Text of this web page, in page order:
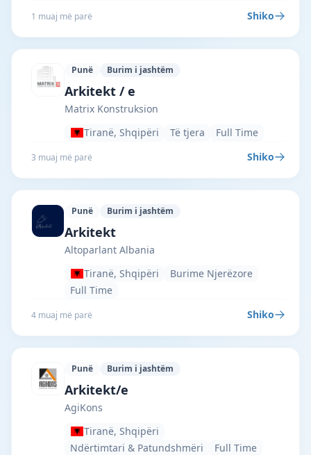
1 muaj më parë Shiko
Punë Burim i jashtëm
Matrix Konstruksion · Tiranë · #5739 —
Arkitekt / e
Matrix Konstruksion
Tiranë, Shqipëri
Të tjera Full Time
3 muaj më parë Shiko
Punë Burim i jashtëm
Altoparlant Albania · Tiranë · #5107 —
Arkitekt
Altoparlant Albania
Tiranë, Shqipëri
Burime Njerëzore
Full Time
4 muaj më parë Shiko
Punë Burim i jashtëm
AgiKons · Tiranë · #4734 —
Arkitekt/e
AgiKons
Tiranë, Shqipëri
Ndërtimtari & Patundshmëri
Full Time